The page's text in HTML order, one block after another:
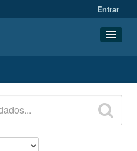
Entrar